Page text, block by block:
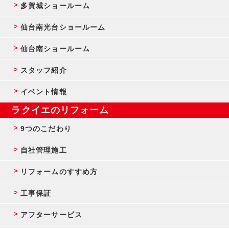
多賀城ショールーム
仙台南光台ショールーム
仙台南ショールーム
スタッフ紹介
イベント情報
ラクイエのリフォーム
9つのこだわり
自社管理施工
リフォームのすすめ方
工事保証
アフターサービス